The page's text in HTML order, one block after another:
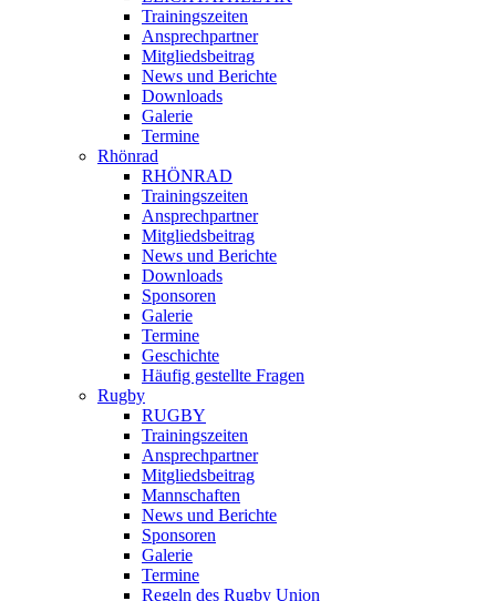
Trainingszeiten
Ansprechpartner
Mitgliedsbeitrag
News und Berichte
Downloads
Galerie
Termine
Rhönrad
RHÖNRAD
Trainingszeiten
Ansprechpartner
Mitgliedsbeitrag
News und Berichte
Downloads
Sponsoren
Galerie
Termine
Geschichte
Häufig gestellte Fragen
Rugby
RUGBY
Trainingszeiten
Ansprechpartner
Mitgliedsbeitrag
Mannschaften
News und Berichte
Sponsoren
Galerie
Termine
Regeln des Rugby Union